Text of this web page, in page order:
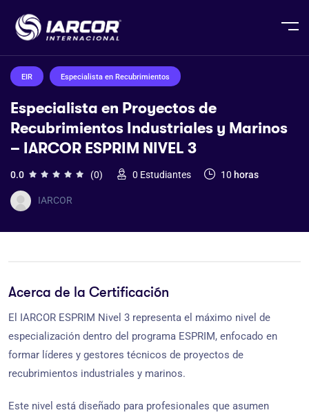
EIR Especialista en Recubrimientos
Especialista en Proyectos de
Recubrimientos Industriales y Marinos
– IARCOR ESPRIM NIVEL 3
0.0 (0) 0 Estudiantes 10 horas
IARCOR
Acerca de la Certificación
El IARCOR ESPRIM Nivel 3 representa el máximo nivel de
especialización dentro del programa ESPRIM, enfocado en
formar líderes y gestores técnicos de proyectos de
recubrimientos industriales y marinos.
Este nivel está diseñado para profesionales que asumen